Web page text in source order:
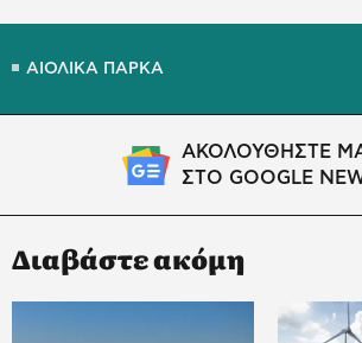
ΑΙΟΛΙΚΑ ΠΑΡΚΑ
ΑΚΟΛΟΥΘΗΣΤΕ
ΣΤΟ GOOGLE
Διαβάστε ακόμη